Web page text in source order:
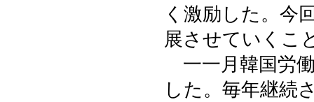
く激励した。今
展させていくこ
一一月韓国労
した。毎年継続